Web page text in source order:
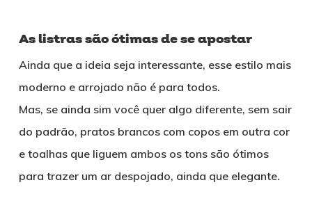
As listras são ótimas de se apostar
Ainda que a ideia seja interessante, esse estilo mais
moderno e arrojado não é para todos.
Mas, se ainda sim você quer algo diferente, sem sair
do padrão, pratos brancos com copos em outra cor
e toalhas que liguem ambos os tons são ótimos
para trazer um ar despojado, ainda que elegante.